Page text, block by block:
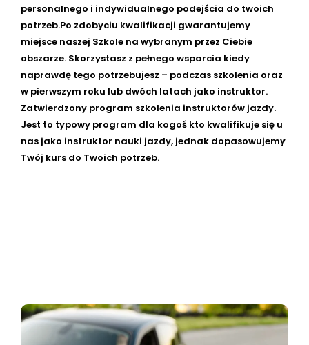
personalnego i indywidualnego podejścia do twoich
potrzeb.Po zdobyciu kwalifikacji gwarantujemy
miejsce naszej Szkole na wybranym przez Ciebie
obszarze. Skorzystasz z pełnego wsparcia kiedy
naprawdę tego potrzebujesz – podczas szkolenia oraz
w pierwszym roku lub dwóch latach jako instruktor.
Zatwierdzony program szkolenia instruktorów jazdy.
Jest to typowy program dla kogoś kto kwalifikuje się u
nas jako instruktor nauki jazdy, jednak dopasowujemy
Twój kurs do Twoich potrzeb.